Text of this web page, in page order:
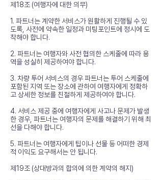
제18조 (여행자에 대한 의무)
1. 파트너는 계약한 서비스가 원활하게 진행될 수 있
도록, 사전에 약속한 일정과 미팅포인트에 정시에 도
착해야 합니다.
2. 파트너는 여행자와 사전 협의한 스케줄에 따라 용
역을 성실히 제공하여야 합니다.
3. 차량 투어 서비스의 경우 파트너는 투어 스케줄에
포함된 지역 또는 장소에 관하여 여행자에게 정확하
고 상세한 정보를 친절하게 제공하여야 합니다.
4. 서비스 제공 중에 여행자에게 사고나 문제가 발생
한 경우, 파트너는 여행자의 문제를 해결하기 위해 최
선을 다해야 합니다.
5. 파트너는 여행자에게 팁이나 선물 등 어떠한 경제
적 이익도 요구해서는 안 됩니다.
제19조 (상대방과의 합의에 의한 계약의 해지)